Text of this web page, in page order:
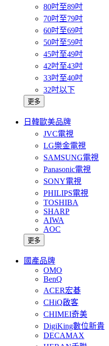
80吋至89吋
70吋至79吋
60吋至69吋
50吋至59吋
45吋至49吋
42吋至43吋
33吋至40吋
32吋以下
更多
日韓歐美品牌
JVC電視
LG樂金電視
SAMSUNG電視
Panasonic電視
SONY電視
PHILIPS電視
TOSHIBA
SHARP
AIWA
AOC
更多
國產品牌
OMO
BenQ
ACER宏碁
CHiQ啟客
CHIMEI奇美
DigiKing數位新貴
DECAMAX